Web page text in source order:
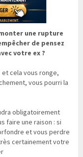
une rupture
de pensez
votre ex ?
cela vous ronge,
vous pourri la
obligatoirement
faire une raison : si
et vous perdre
certainement votre